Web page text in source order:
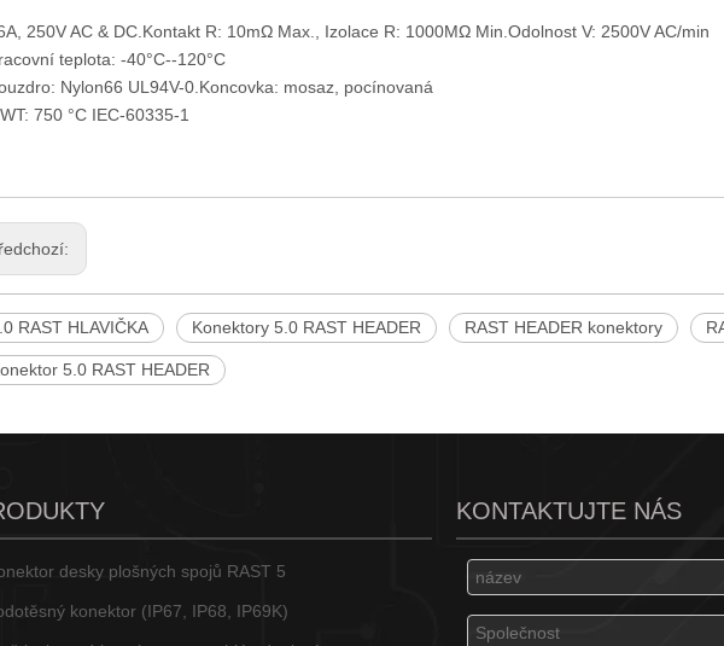
250V AC & DC.Kontakt R: 10mΩ Max., Izolace R: 1000MΩ Min.Odolnost V: 2500V AC/min
teplota: -40°C--120°C
Nylon66 UL94V-0.Koncovka: mosaz, pocínovaná
750 °C IEC-60335-1
RAST HLAVIČKA Konektory 5.0 RAST HEADER RAST HEADER konektory
5.0 RAST HEADER
desky plošných spojů RAST 5
konektor (IP67, IP68, IP69K)
KONTAKTUJTE NÁS